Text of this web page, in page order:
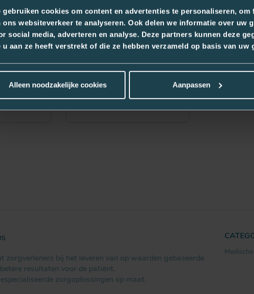
gebruiken cookies om content en advertenties te personaliseren,
ons websiteverkeer te analyseren. Ook delen we informatie over uw
social media, adverteren en analyse. Deze partners kunnen deze
u aan ze heeft verstrekt of die ze hebben verzameld op basis van uw
Alleen noodzakelijke cookies Aanpassen
Incontinentie
zorgverleners bij het leveren van op waarden gebaseerde
resultaten voor de patiënt.
zorgoplossingen op maat.